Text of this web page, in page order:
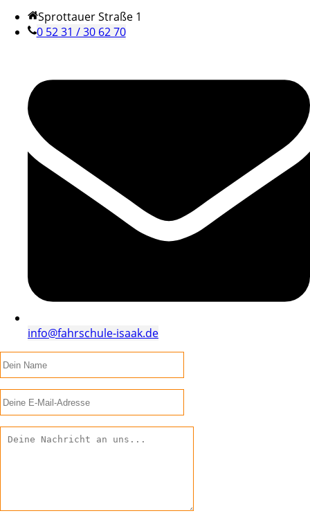
Sprottauer Straße 1
0 52 31 / 30 62 70
info@fahrschule-isaak.de